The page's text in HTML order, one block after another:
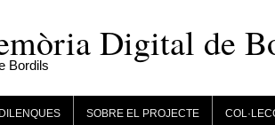
Digital de
Bordils
SOBRE EL PROJECTE